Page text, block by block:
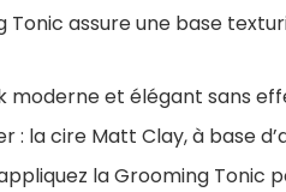
Tonic assure une base
moderne et élégant sans
: la cire Matt Clay, à base
la Grooming